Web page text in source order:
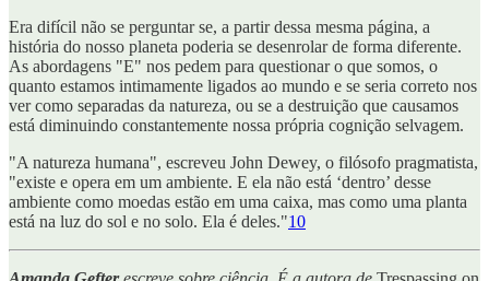
Era difícil não se perguntar se, a partir dessa mesma página, a
história do nosso planeta poderia se desenrolar de forma diferente.
As abordagens "E" nos pedem para questionar o que somos, o
quanto estamos intimamente ligados ao mundo e se seria correto nos
ver como separadas da natureza, ou se a destruição que causamos
está diminuindo constantemente nossa própria cognição selvagem.
"A natureza humana", escreveu John Dewey, o filósofo pragmatista,
"existe e opera em um ambiente. E ela não está ‘dentro’ desse
ambiente como moedas estão em uma caixa, mas como uma planta
está na luz do sol e no solo. Ela é deles."10